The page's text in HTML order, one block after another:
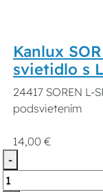
Kanlux
svietidlo s
24417 SOREN L-
14,00 €
-